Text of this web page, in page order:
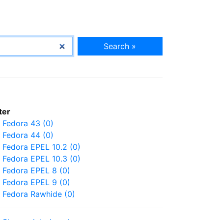
Search »
Fedora 43 (0)
Fedora 44 (0)
Fedora EPEL 10.2 (0)
Fedora EPEL 10.3 (0)
Fedora EPEL 8 (0)
Fedora EPEL 9 (0)
Fedora Rawhide (0)